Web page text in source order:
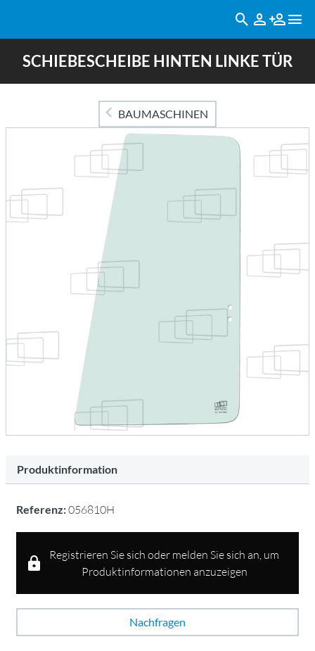
SCHIEBESCHEIBE HINTEN LINKE TÜR
BAUMASCHINEN
Produktinformation
Referenz:056810H
Registrieren Sie sich oder melden Sie sich an, um
Produktinformationen anzuzeigen
Nachfragen